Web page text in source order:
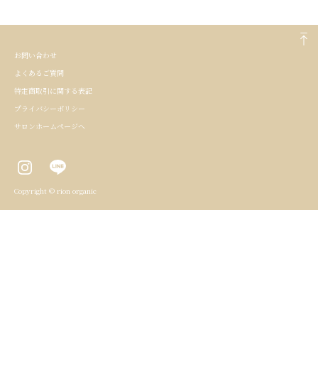
お問い合わせ
よくあるご質問
特定商取引に関する表記
プライバシーポリシー
サロンホームページへ
Copyright © rion organic